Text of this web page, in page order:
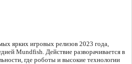
ярких игровых релизов 2023 года,
Mundfish. Действие разворачивается в
где роботы и высокие технологии